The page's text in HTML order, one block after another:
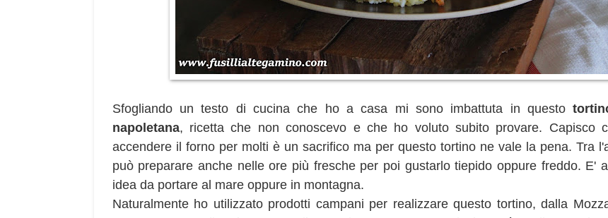
Sfogliando un testo di cucina che ho a casa mi sono imbattuta in questo
napoletana, ricetta che non conoscevo e che ho voluto subito provare. Capisco
accendere il forno per molti è un sacrifico ma per questo tortino ne vale la pena. Tra
può preparare anche nelle ore più fresche per poi gustarlo tiepido oppure freddo. E'
idea da portare al mare oppure in montagna.
Naturalmente ho utilizzato prodotti campani per realizzare questo tortino, dalla